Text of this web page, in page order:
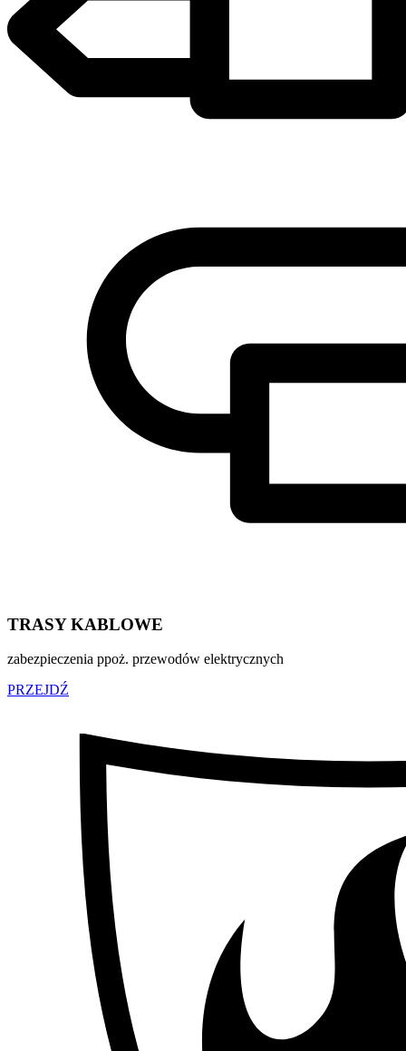
TRASY KABLOWE
zabezpieczenia ppoż. przewodów elektrycznych
PRZEJDŹ